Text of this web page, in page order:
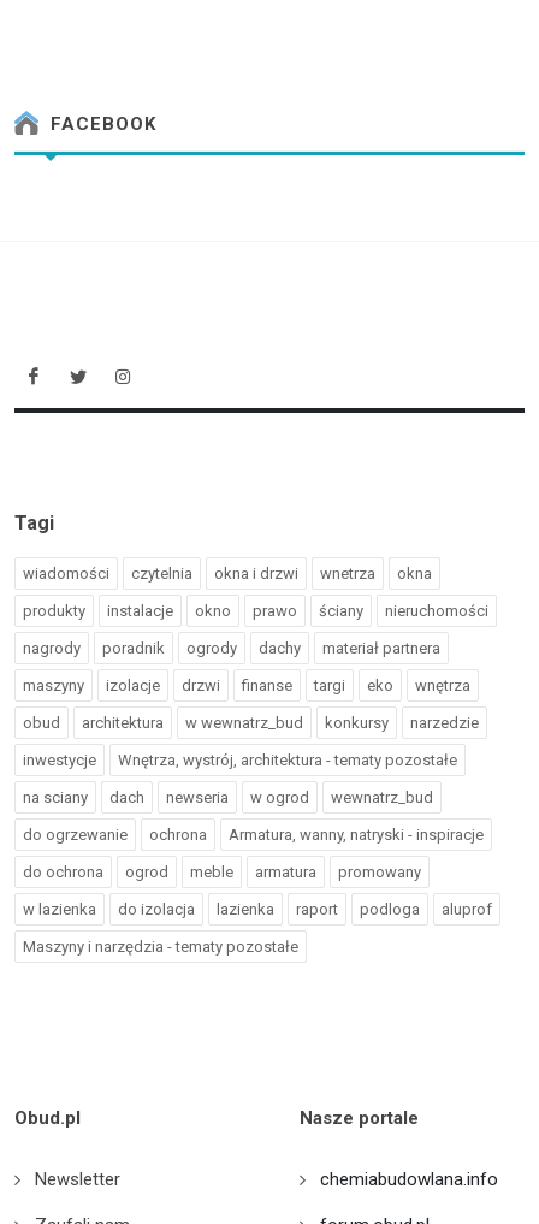
FACEBOOK
Tagi
wiadomości czytelnia okna i drzwi wnetrza okna
produkty instalacje okno prawo ściany nieruchomości
nagrody poradnik ogrody dachy materiał partnera
maszyny izolacje drzwi finanse targi eko wnętrza
obud architektura w wewnatrz_bud konkursy narzedzie
inwestycje Wnętrza, wystrój, architektura - tematy pozostałe
na sciany dach newseria w ogrod wewnatrz_bud
do ogrzewanie ochrona Armatura, wanny, natryski - inspiracje
do ochrona ogrod meble armatura promowany
w lazienka do izolacja lazienka raport podloga aluprof
Maszyny i narzędzia - tematy pozostałe
Obud.pl
Newsletter
Nasze portale
chemiabudowlana.info